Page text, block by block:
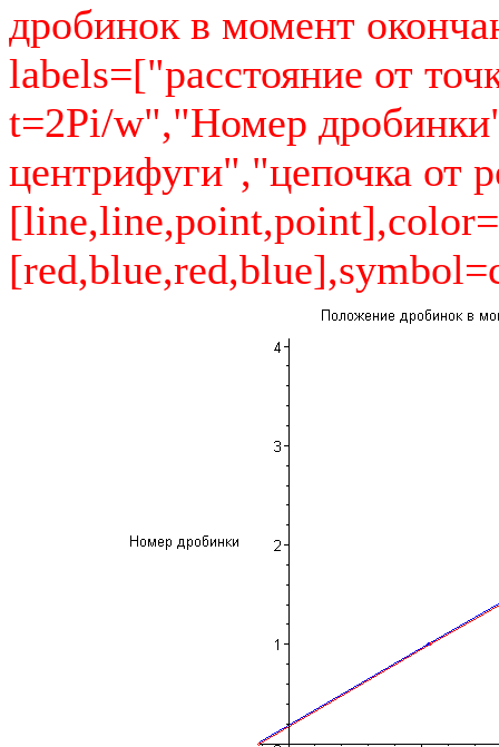
дробинок в момент
labels=["расстояние от
t=2Pi/w","Номер
центрифуги","цепочка от
[line,line,point,point],color=